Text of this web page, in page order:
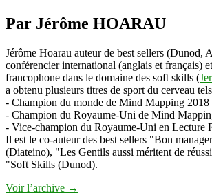
Par Jérôme HOARAU
Jérôme Hoarau auteur de best sellers (Dunod,
conférencier international (anglais et français)
francophone dans le domaine des soft skills (
a obtenu plusieurs titres de sport du cerveau
- Champion du monde de Mind Mapping 2018
- Champion du Royaume-Uni de Mind
- Vice-champion du Royaume-Uni en Lecture
Il est le co-auteur des best sellers "Bon
(Diateino), "Les Gentils aussi méritent de
"Soft Skills (Dunod).
Voir l’archive →